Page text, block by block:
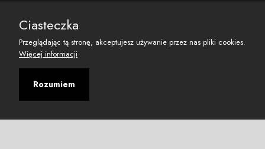
reset@resetobywatelski.pl
Ciasteczka
Przeglądając tą stronę, akceptujesz używanie przez nas pliki cookies.
Więcej informacji
Rozumiem